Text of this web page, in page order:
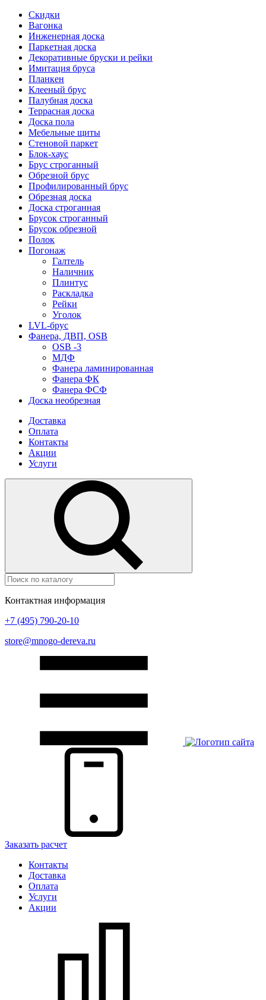
Скидки
Вагонка
Инженерная доска
Паркетная доска
Декоративные бруски и рейки
Имитация бруса
Планкен
Клееный брус
Палубная доска
Террасная доска
Доска пола
Мебельные щиты
Стеновой паркет
Блок-хаус
Брус строганный
Обрезной брус
Профилированный брус
Обрезная доска
Доска строганная
Брусок строганный
Брусок обрезной
Полок
Погонаж
Галтель
Наличник
Плинтус
Раскладка
Рейки
Уголок
LVL-брус
Фанера, ДВП, OSB
OSB -3
МДФ
Фанера ламинированная
Фанера ФК
Фанера ФСФ
Доска необрезная
Доставка
Оплата
Контакты
Акции
Услуги
Контактная информация
+7 (495) 790-20-10
store@mnogo-dereva.ru
Заказать расчет
Контакты
Доставка
Оплата
Услуги
Акции